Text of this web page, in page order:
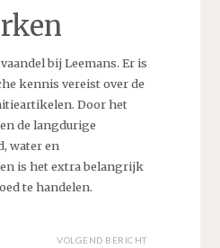
bij Leemans. Er is
kennis vereist over de
Door het
de langdurige
water en
is het extra belangrijk
te handelen.
VOLGEND BERICHT